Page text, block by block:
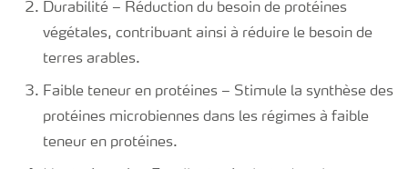
Durabilité – Réduction du besoin de protéines
végétales, contribuant ainsi à réduire le besoin de
terres arables.
Faible teneur en protéines – Stimule la synthèse des
protéines microbiennes dans les régimes à faible
teneur en protéines.